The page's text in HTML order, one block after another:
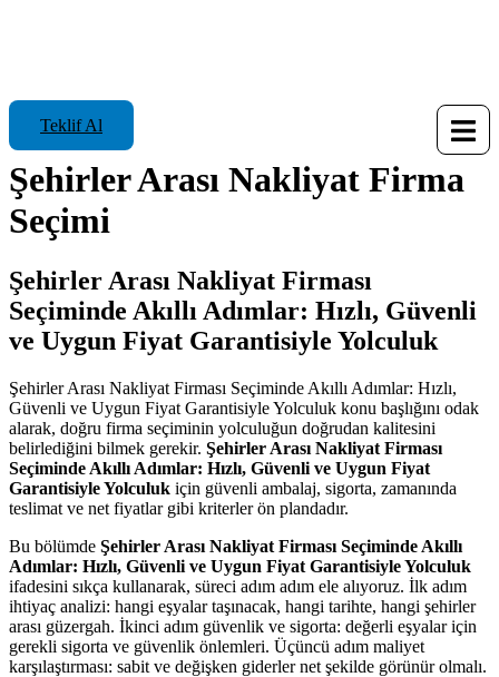
Teklif Al
Şehirler Arası Nakliyat Firma
Seçimi
Şehirler Arası Nakliyat Firması
Seçiminde Akıllı Adımlar: Hızlı, Güvenli
ve Uygun Fiyat Garantisiyle Yolculuk
Şehirler Arası Nakliyat Firması Seçiminde Akıllı Adımlar: Hızlı,
Güvenli ve Uygun Fiyat Garantisiyle Yolculuk konu başlığını odak
alarak, doğru firma seçiminin yolculuğun doğrudan kalitesini
belirlediğini bilmek gerekir. Şehirler Arası Nakliyat Firması
Seçiminde Akıllı Adımlar: Hızlı, Güvenli ve Uygun Fiyat
Garantisiyle Yolculuk için güvenli ambalaj, sigorta, zamanında
teslimat ve net fiyatlar gibi kriterler ön plandadır.
Bu bölümde Şehirler Arası Nakliyat Firması Seçiminde Akıllı
Adımlar: Hızlı, Güvenli ve Uygun Fiyat Garantisiyle Yolculuk
ifadesini sıkça kullanarak, süreci adım adım ele alıyoruz. İlk adım
ihtiyaç analizi: hangi eşyalar taşınacak, hangi tarihte, hangi şehirler
arası güzergah. İkinci adım güvenlik ve sigorta: değerli eşyalar için
gerekli sigorta ve güvenlik önlemleri. Üçüncü adım maliyet
karşılaştırması: sabit ve değişken giderler net şekilde görünür olmalı.